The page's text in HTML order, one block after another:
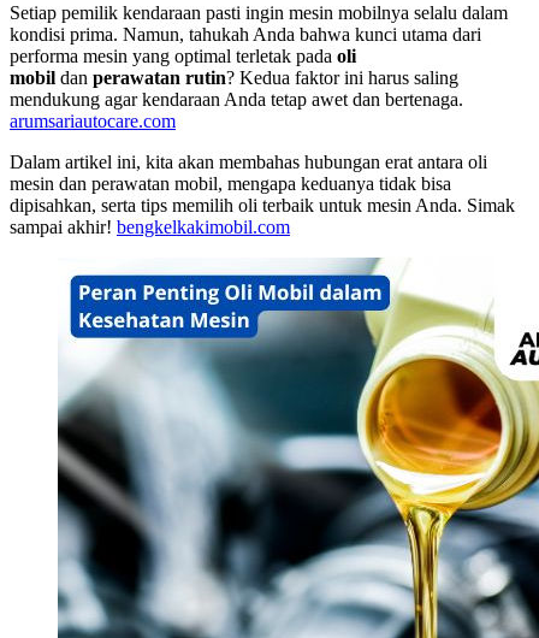
Setiap pemilik kendaraan pasti ingin mesin mobilnya selalu dalam
kondisi prima. Namun, tahukah Anda bahwa kunci utama dari
performa mesin yang optimal terletak pada oli
mobil dan perawatan rutin? Kedua faktor ini harus saling
mendukung agar kendaraan Anda tetap awet dan bertenaga.
arumsariautocare.com
Dalam artikel ini, kita akan membahas hubungan erat antara oli
mesin dan perawatan mobil, mengapa keduanya tidak bisa
dipisahkan, serta tips memilih oli terbaik untuk mesin Anda. Simak
sampai akhir! bengkelkakimobil.com